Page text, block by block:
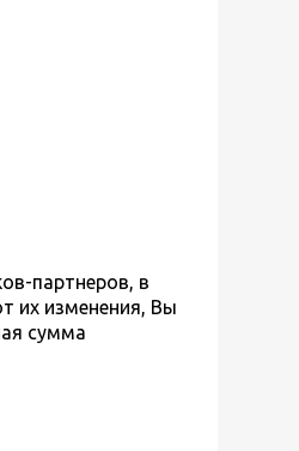
партнеров, в
их изменения, Вы
сумма